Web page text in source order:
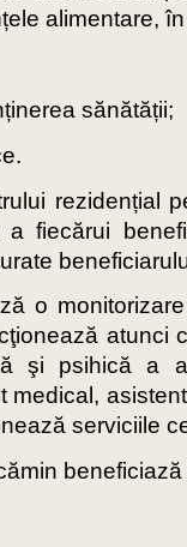
alimentare,
sănătății;
rezidențial
fiecărui
o
atunci
şi psihică a
medical,
serviciile